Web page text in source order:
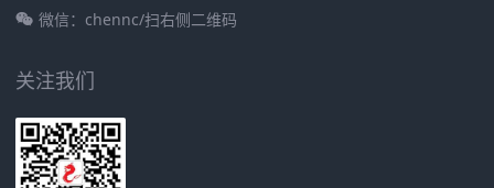
微信：chennc/扫右侧二维码
关注我们